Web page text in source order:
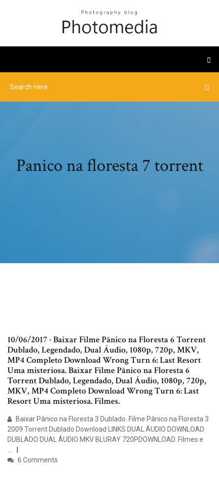
Panico na floresta 7 torrent
10/06/2017 · Baixar Filme Pânico na Floresta 6 Torrent
Dublado, Legendado, Dual Áudio, 1080p, 720p, MKV,
MP4 Completo Download Wrong Turn 6: Last Resort
Uma misteriosa. Baixar Filme Pânico na Floresta 6
Torrent Dublado, Legendado, Dual Áudio, 1080p, 720p,
MKV, MP4 Completo Download Wrong Turn 6: Last
Resort Uma misteriosa. Filmes.
Baixar Pânico na Floresta 3 Dublado. Filme Pânico na Floresta 3
2009 Torrent Dublado Download LINKS DUAL ÁUDIO DOWNLOAD
DUBLADO DUAL ÁUDIO MKV BLURAY 720PDOWNLOAD. Filmes e
…
6 Comments